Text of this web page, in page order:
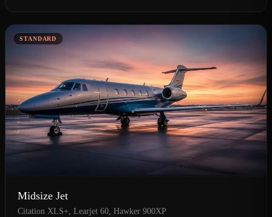
STANDARD
Midsize Jet
Citation XLS+, Learjet 60, Hawker 900XP